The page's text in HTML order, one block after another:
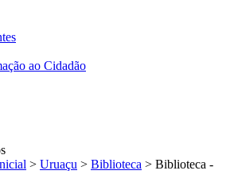
ao Cidadão
> Uruaçu > Biblioteca > Biblioteca -